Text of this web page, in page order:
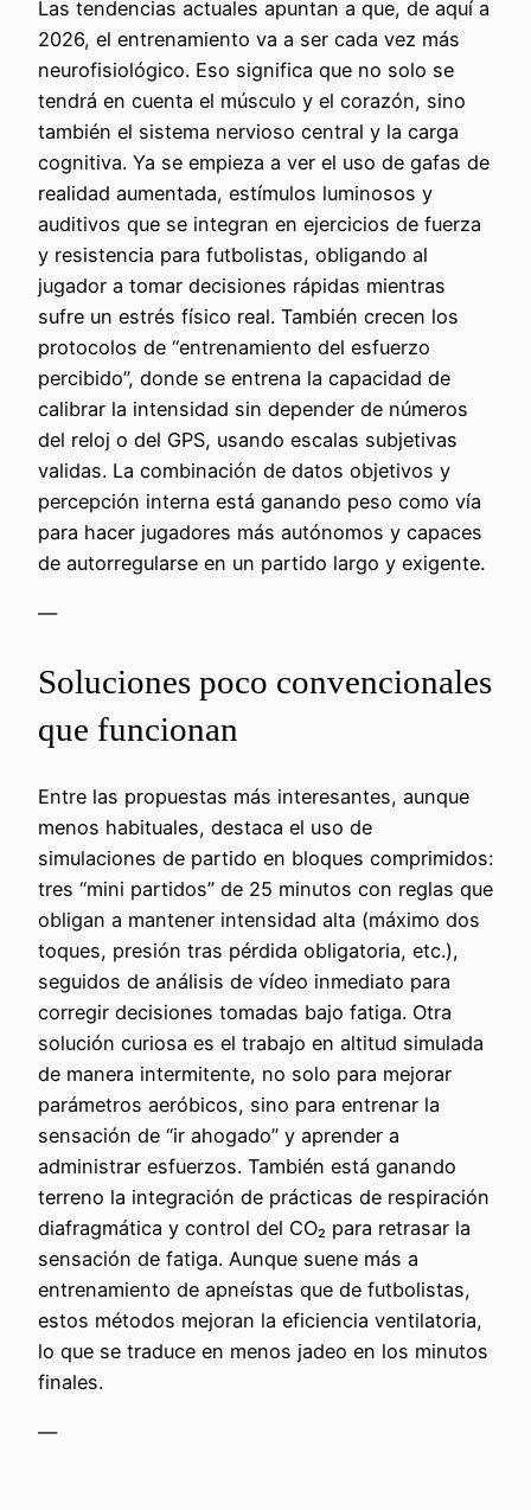
Las tendencias actuales apuntan a que, de aquí a
2026, el entrenamiento va a ser cada vez más
neurofisiológico. Eso significa que no solo se
tendrá en cuenta el músculo y el corazón, sino
también el sistema nervioso central y la carga
cognitiva. Ya se empieza a ver el uso de gafas de
realidad aumentada, estímulos luminosos y
auditivos que se integran en ejercicios de fuerza
y resistencia para futbolistas, obligando al
jugador a tomar decisiones rápidas mientras
sufre un estrés físico real. También crecen los
protocolos de “entrenamiento del esfuerzo
percibido”, donde se entrena la capacidad de
calibrar la intensidad sin depender de números
del reloj o del GPS, usando escalas subjetivas
validas. La combinación de datos objetivos y
percepción interna está ganando peso como vía
para hacer jugadores más autónomos y capaces
de autorregularse en un partido largo y exigente.
—
Soluciones poco convencionales
que funcionan
Entre las propuestas más interesantes, aunque
menos habituales, destaca el uso de
simulaciones de partido en bloques comprimidos:
tres “mini partidos” de 25 minutos con reglas que
obligan a mantener intensidad alta (máximo dos
toques, presión tras pérdida obligatoria, etc.),
seguidos de análisis de vídeo inmediato para
corregir decisiones tomadas bajo fatiga. Otra
solución curiosa es el trabajo en altitud simulada
de manera intermitente, no solo para mejorar
parámetros aeróbicos, sino para entrenar la
sensación de “ir ahogado” y aprender a
administrar esfuerzos. También está ganando
terreno la integración de prácticas de respiración
diafragmática y control del CO₂ para retrasar la
sensación de fatiga. Aunque suene más a
entrenamiento de apneístas que de futbolistas,
estos métodos mejoran la eficiencia ventilatoria,
lo que se traduce en menos jadeo en los minutos
finales.
—